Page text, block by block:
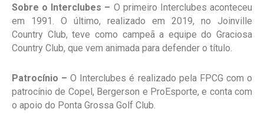
Sobre o Interclubes – O primeiro Interclubes aconteceu
em 1991. O último, realizado em 2019, no Joinville
Country Club, teve como campeã a equipe do Graciosa
Country Club, que vem animada para defender o título.
Patrocínio – O Interclubes é realizado pela FPCG com o
patrocínio de Copel, Bergerson e ProEsporte, e conta com
o apoio do Ponta Grossa Golf Club.